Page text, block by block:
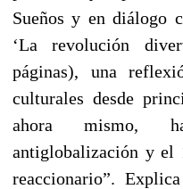
Sueños y en diálogo
‘La revolución
páginas), una
culturales desde
ahora mismo,
antiglobalización y el
reaccionario”.